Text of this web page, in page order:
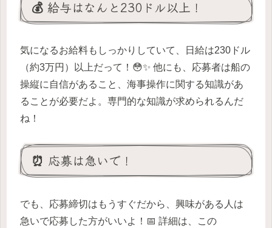
💰 給与はなんと230ドル以上！
気になるお給料もしっかりしていて、日給は230ドル
（約3万円）以上だって！😳✨ 他にも、応募者は船の
操縦に自信があること、海事操作に関する知識があ
ることが必要だよ。専門的な知識が求められるんだ
ね！
⏰ 応募は急いで！
でも、応募締切はもうすぐだから、興味がある人は
急いで応募した方がいいよ！📅 詳細は、この